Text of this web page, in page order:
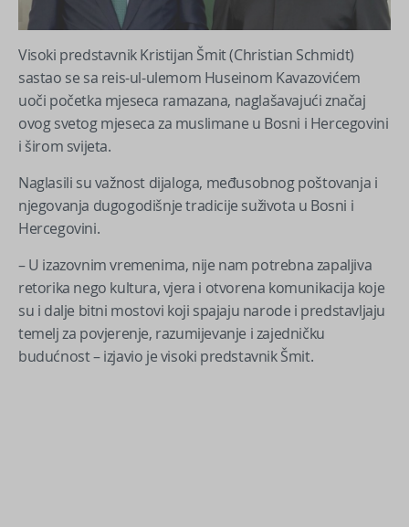
Visoki predstavnik Kristijan Šmit (Christian Schmidt)
sastao se sa reis-ul-ulemom Huseinom Kavazovićem
uoči početka mjeseca ramazana, naglašavajući značaj
ovog svetog mjeseca za muslimane u Bosni i Hercegovini
i širom svijeta.
Naglasili su važnost dijaloga, međusobnog poštovanja i
njegovanja dugogodišnje tradicije suživota u Bosni i
Hercegovini.
– U izazovnim vremenima, nije nam potrebna zapaljiva
retorika nego kultura, vjera i otvorena komunikacija koje
su i dalje bitni mostovi koji spajaju narode i predstavljaju
temelj za povjerenje, razumijevanje i zajedničku
budućnost – izjavio je visoki predstavnik Šmit.